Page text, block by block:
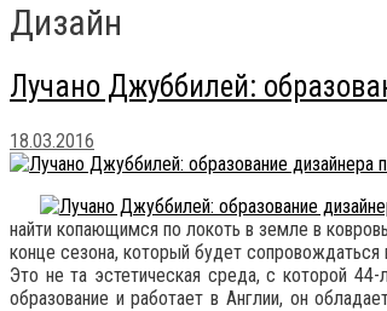
Дизайн
Лучано Джуббилей:
18.03.2016
найти копающимся по локоть в земле в
конце сезона, который будет сопровождаться
Это не та эстетическая среда, с которой
образование и работает в Англии, он